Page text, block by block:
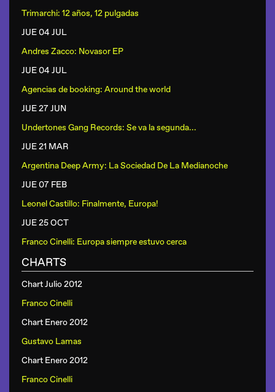
Trimarchi: 12 años, 12 pulgadas
JUE 04 JUL
Andres Zacco: Novasor EP
JUE 04 JUL
Agencias de booking: Around the world
JUE 27 JUN
Undertones Gang Records: Se va la segunda...
JUE 21 MAR
Argentina Deep Army: La Sociedad De La Medianoche
JUE 07 FEB
Leonel Castillo: Finalmente, Europa!
JUE 25 OCT
Franco Cinelli: Europa siempre estuvo cerca
CHARTS
Chart Julio 2012
Franco Cinelli
Chart Enero 2012
Gustavo Lamas
Chart Enero 2012
Franco Cinelli